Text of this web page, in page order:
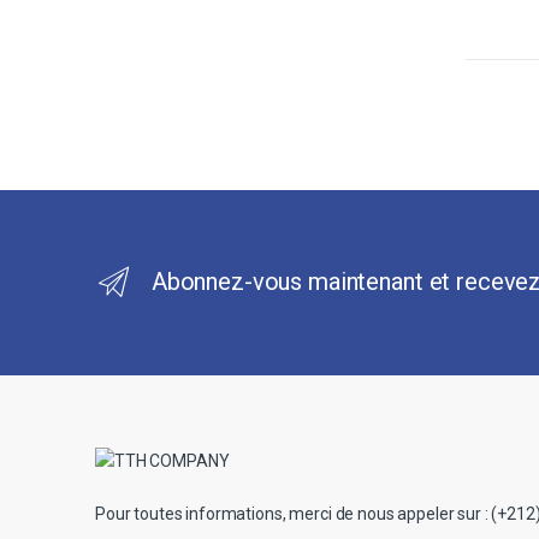
Abonnez-vous maintenant et
Pour toutes informations, merci de nous appeler sur :